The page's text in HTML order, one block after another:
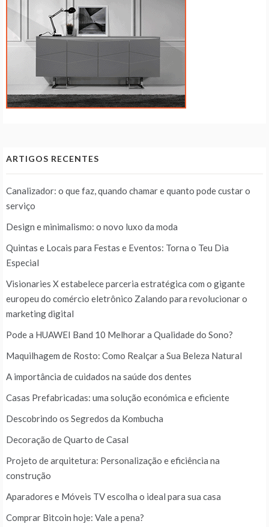
ARTIGOS RECENTES
Canalizador: o que faz, quando chamar e quanto pode custar o
serviço
Design e minimalismo: o novo luxo da moda
Quintas e Locais para Festas e Eventos: Torna o Teu Dia
Especial
Visionaries X estabelece parceria estratégica com o gigante
europeu do comércio eletrônico Zalando para revolucionar o
marketing digital
Pode a HUAWEI Band 10 Melhorar a Qualidade do Sono?
Maquilhagem de Rosto: Como Realçar a Sua Beleza Natural
A importância de cuidados na saúde dos dentes
Casas Prefabricadas: uma solução económica e eficiente
Descobrindo os Segredos da Kombucha
Decoração de Quarto de Casal
Projeto de arquitetura: Personalização e eficiência na
construção
Aparadores e Móveis TV escolha o ideal para sua casa
Comprar Bitcoin hoje: Vale a pena?